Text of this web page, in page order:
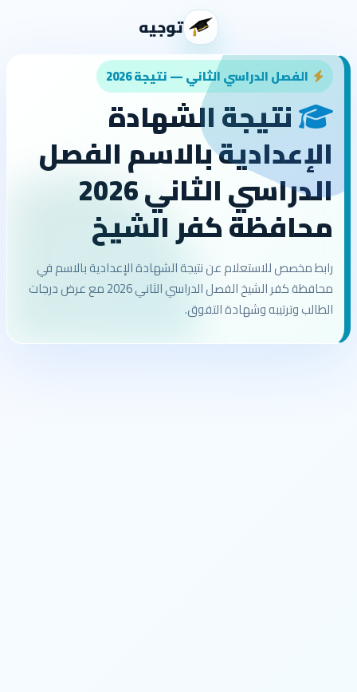
توجيه
الفصل الدراسي الثاني — نتيجة 2026
نتيجة الشهادة
الإعدادية بالاسم الفصل
الدراسي الثاني 2026
محافظة كفر الشيخ
رابط مخصص للاستعلام عن نتيجة الشهادة الإعدادية بالاسم في
محافظة كفر الشيخ الفصل الدراسي الثاني 2026 مع عرض درجات
الطالب وترتيبه وشهادة التفوق.